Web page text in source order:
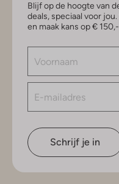
Blijf op de hoogte van
deals, speciaal voor
en maak kans op €
Schrijf je in